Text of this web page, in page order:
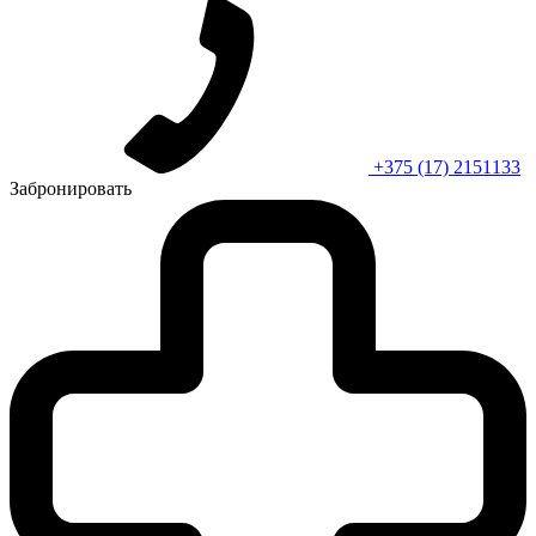
+375 (17) 2151133
Забронировать